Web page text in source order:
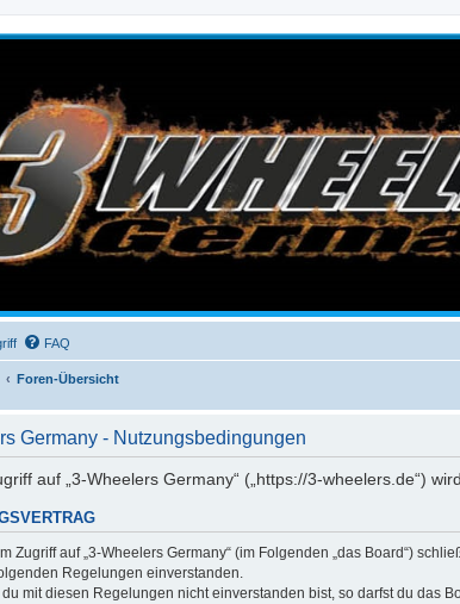
Kawasaki Trike
FAQ
Foren-Übersicht
Germany - Nutzungsbedingungen
auf „3-Wheelers Germany“ („https://3-wheelers.de“)
Zugriff auf „3-Wheelers Germany“ (im Folgenden „das Board“)
Regelungen einverstanden.
mit diesen Regelungen nicht einverstanden bist, so darfst du das